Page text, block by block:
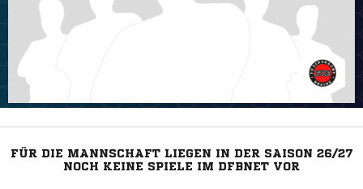
FÜR DIE MANNSCHAFT LIEGEN IN DER SAISON 26/27
NOCH KEINE SPIELE IM DFBNET VOR